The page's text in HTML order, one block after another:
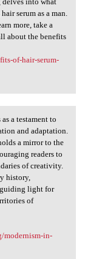
serum as a man.
more, take a
about the benefits
of-hair-serum-
a testament to
and adaptation.
a mirror to the
readers to
of creativity.
history,
guiding light for
of
modernism-in-